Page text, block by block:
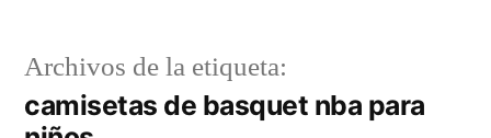
Archivos de la etiqueta:
camisetas de basquet nba para